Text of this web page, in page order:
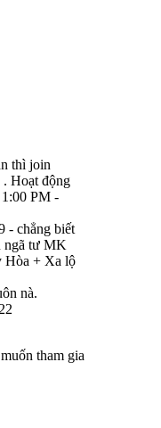
thì join
Hoạt động
PM -
- chẳng biết
ngã tư MK
Hòa + Xa lộ
nà.
tham gia